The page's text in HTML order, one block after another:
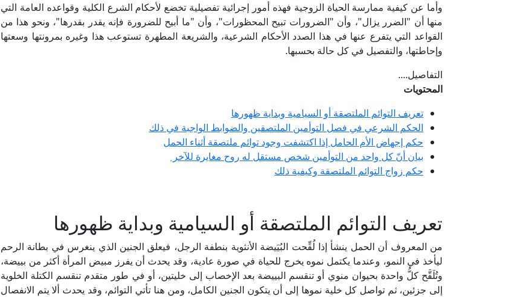
وأما عن كيفية ممارسة الحياة الزوجية فهذه أمور إجرائية تفصيلية تخضع لأحكام الشرع الكلية وقواعده العامة التي
منها أن "الضرر يزال"، وأن "الضرورات تبيح المحظورات"، وأن "ما أبيح للضرورة فإنه يقدر بقدرها"، ونحو هذا من
القواعد التي يتفرع عنها في هذا الصدد الأحكام الشرعية، والشريعة المطهرة تستوعب هذا وغيره بمرونتها وسعتها
وإحاطتها، والتفصيل في كل حالة بحسبها.
التفاصيل....
المحتويات
تعريف التوائم الملتصقة أو السيامية وبداية ظهورها
الحكم الشرعي في فصل التوأمين الملتصقين والضوابط الواجبة في ذلك
حكم إجهاض الأم الحامل إذا اكتشفت وجود توائم ملتصقة أثناء الحمل
بيان أنّ كل واحد من التوأمين شخص مستقل له روح مغايرة للآخر
حكم زواج التوائم الملتصقة وكيفية ذلك
تعريف التوائم الملتصقة أو السيامية وبداية ظهورها
من المعروف أن الحمل ينشأ إذا لُقِّحت البُيَيضة الأنثوية بنطفة الرجل، فيعلق الجنين الذي ينغرس في بطانة الرحم
ليأخذ في النمو، وعندما يكتمل نموه يخرج للحياة في صورة عادية، وقد يحدث أن يفرز مبيض المرأة أكثر من بييضة،
وتُلَقَّح كلُّ واحدة بحيوان منوي أو تنقسم البييضة بعد الإخصاب إلى خليتين، أو في طور متقدم تنقسم الكتلة الخلوية
إلى جزئين، ثم تواصل كل خلية نموها إلى أن يتكون الجنين الكامل، ومن هنا تأتي التوائم، وقد يحدث ألا يتم الانفصال